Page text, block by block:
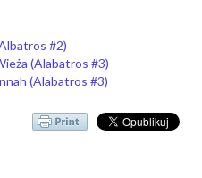
#2)
(Alabatros #3)
(Alabatros #3)